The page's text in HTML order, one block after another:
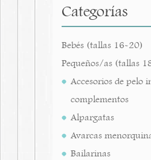
Categorías
Bebés (tallas 16-20)
Pequeños/as (tallas
Accesorios de pelo
complementos
Alpargatas
Avarcas
Bailarinas